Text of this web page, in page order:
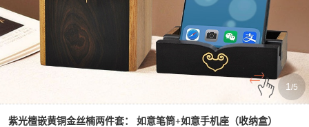
1 /5
紫光檀嵌黄铜金丝楠两件套： 如意笔筒+如意手机座（收纳盒）